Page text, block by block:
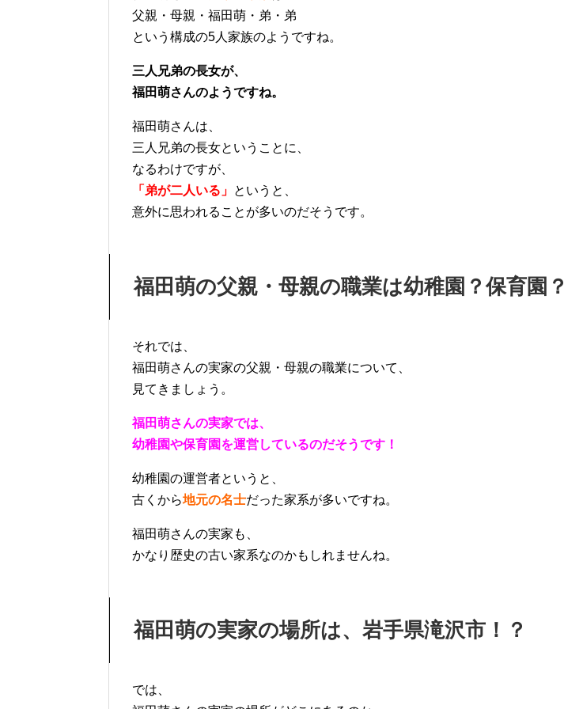
父親・母親・福田萌・弟・弟
という構成の5人家族のようですね。
三人兄弟の長女が、
福田萌さんのようですね。
福田萌さんは、
三人兄弟の長女ということに、
なるわけですが、
「弟が二人いる」 というと、
意外に思われることが多いのだそうです。
福田萌の父親・母親の職業は幼稚園？保育園？
それでは、
福田萌さんの実家の父親・母親の職業について、
見てきましょう。
福田萌さんの実家では、
幼稚園や保育園を運営しているのだそうです！
幼稚園の運営者というと、
古くから地元の名士だった家系が多いですね。
福田萌さんの実家も、
かなり歴史の古い家系なのかもしれませんね。
福田萌の実家の場所は、岩手県滝沢市！？
では、